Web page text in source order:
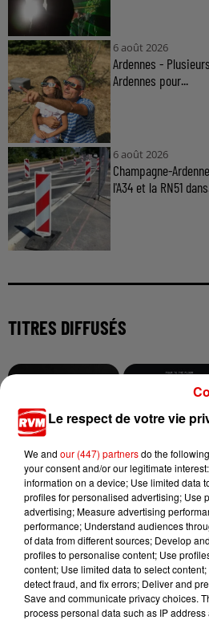
6 août 2026
Ardennes -
Ardennes pour...
6 août 2026
Champagne-
l'A34 et la RN51
TITRES DIFFUSÉS
TOVE LO X STROMAE
Des Fleurs
OFENBACH,
Four To The
Le respect de votre vie
We and our (447) partnersdo the
your consent and/or our legitimate
information on a device; Use limited data
profiles for personalised advertising; Use
advertising; Measure advertising
performance; Understand audiences
of data from different sources; Develop
profiles to personalise content; Use
content; Use limited data to select
detect fraud, and fix errors; Deliver and
Save and communicate privacy choices.
process personal data such as IP